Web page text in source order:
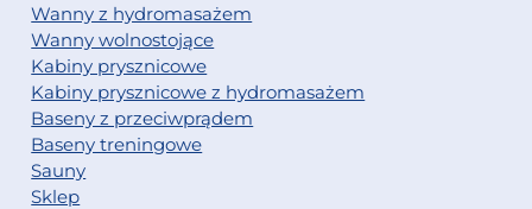
Wanny z hydromasażem
Wanny wolnostojące
Kabiny prysznicowe
Kabiny prysznicowe z hydromasażem
Baseny z przeciwprądem
Baseny treningowe
Sauny
Sklep